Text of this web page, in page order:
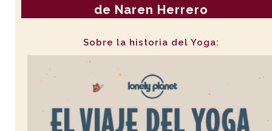
de Naren Herrero
Sobre la historia del Yoga: